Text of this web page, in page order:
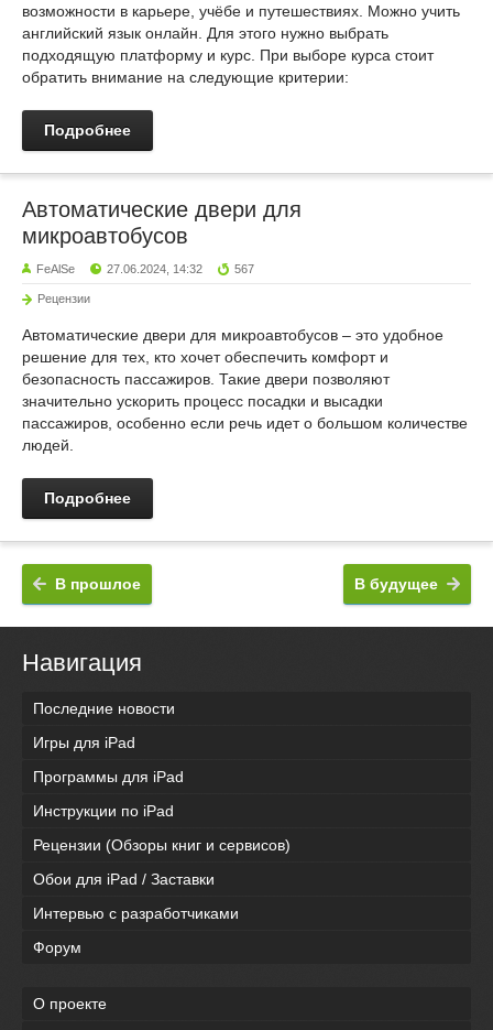
возможности в карьере, учёбе и путешествиях. Можно учить
английский язык онлайн. Для этого нужно выбрать
подходящую платформу и курс. При выборе курса стоит
обратить внимание на следующие критерии:
Подробнее
Автоматические двери для
микроавтобусов
FeAlSe 27.06.2024, 14:32 567
Рецензии
Автоматические двери для микроавтобусов – это удобное
решение для тех, кто хочет обеспечить комфорт и
безопасность пассажиров. Такие двери позволяют
значительно ускорить процесс посадки и высадки
пассажиров, особенно если речь идет о большом количестве
людей.
Подробнее
В будущее
В прошлое
Навигация
Последние новости
Игры для iPad
Программы для iPad
Инструкции по iPad
Рецензии (Обзоры книг и сервисов)
Обои для iPad / Заставки
Интервью с разработчиками
Форум
О проекте